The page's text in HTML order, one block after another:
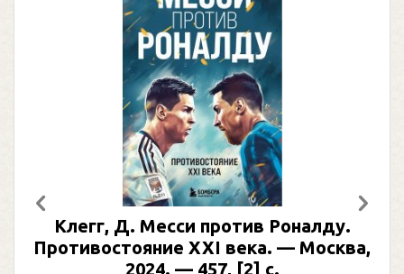
Д. Месси против Роналду.
XXI века. — Москва,
2024. — 457, [2] с.
Предыдущий